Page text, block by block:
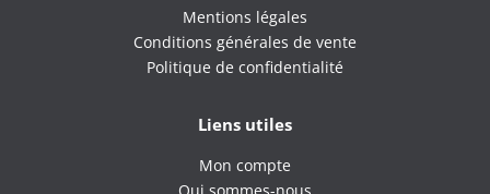
Mentions légales
Conditions générales de vente
Politique de confidentialité
Liens utiles
Mon compte